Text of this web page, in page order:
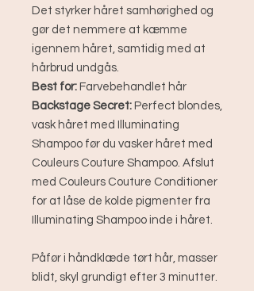
Det styrker håret samhørighed og
gør det nemmere at kæmme
igennem håret, samtidig med at
hårbrud undgås.
Best for: Farvebehandlet hår
Backstage Secret: Perfect blondes,
vask håret med Illuminating
Shampoo før du vasker håret med
Couleurs Couture Shampoo. Afslut
med Couleurs Couture Conditioner
for at låse de kolde pigmenter fra
Illuminating Shampoo inde i håret.
Påfør i håndklæde tørt hår, masser
blidt, skyl grundigt efter 3 minutter.